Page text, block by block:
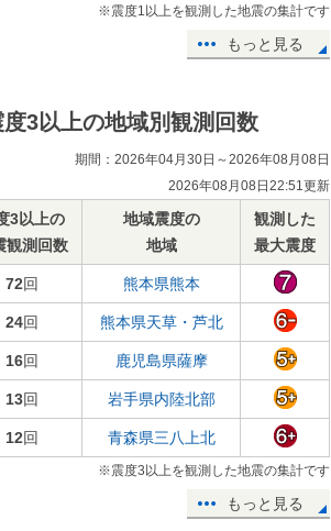
※震度1以上を観測した地震の集計です
もっと見る
度3以上の地域別観測回数
期間：2026年04月30日～2026年08月08日
2026年08月08日22:51更新
3以上の
観測回数
地域震度の
地域
観測した
最大震度
72回 熊本県熊本
24回 熊本県天草・芦北
16回 鹿児島県薩摩
13回 岩手県内陸北部
12回 青森県三八上北
※震度3以上を観測した地震の集計です
もっと見る